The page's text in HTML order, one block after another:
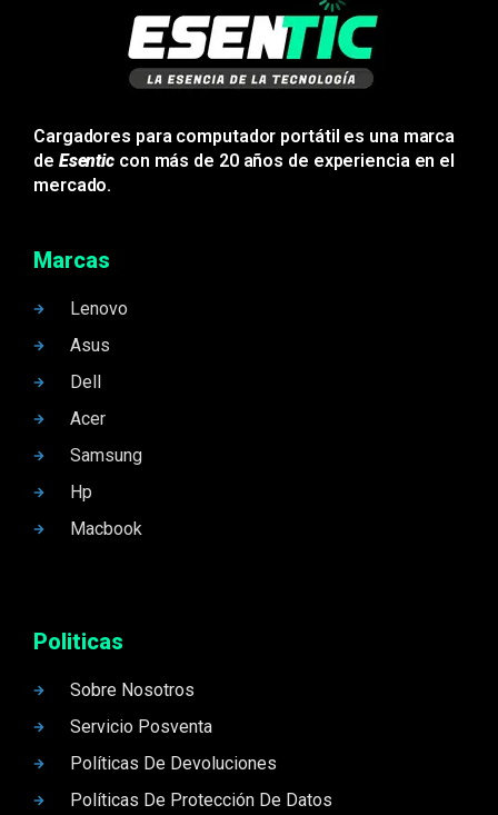
Cargadores para computador portátil es una marca
de Esentic con más de 20 años de experiencia en el
mercado.
Marcas
Lenovo
Asus
Dell
Acer
Samsung
Hp
Macbook
Politicas
Sobre Nosotros
Servicio Posventa
Políticas De Devoluciones
Políticas De Protección De Datos